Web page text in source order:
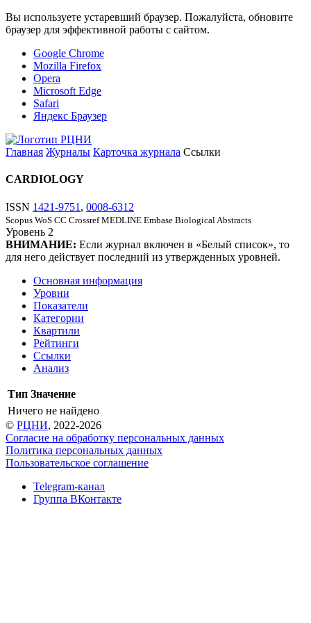
Вы используете устаревший браузер. Пожалуйста, обновите
браузер для эффективной работы с сайтом.
Google Chrome
Mozilla Firefox
Opera
Microsoft Edge
Safari
Яндекс Браузер
Главная Журналы Карточка журнала Ссылки
CARDIOLOGY
ISSN 1421-9751 , 0008-6312
Scopus WoS CC Crossref MEDLINE Embase Biological Abstracts
Уровень 2
ВНИМАНИЕ: Если журнал включен в «Белый список», то
для него действует последний из утвержденных уровней.
Основная информация
Уровни
Показатели
Категории
Квартили
Рейтинги
Ссылки
Анализ
Тип Значение
Ничего не найдено
© РЦНИ, 2022-2026
Согласие на обработку персональных данных
Политика персональных данных
Пользовательское соглашение
Telegram-канал
Группа ВКонтакте